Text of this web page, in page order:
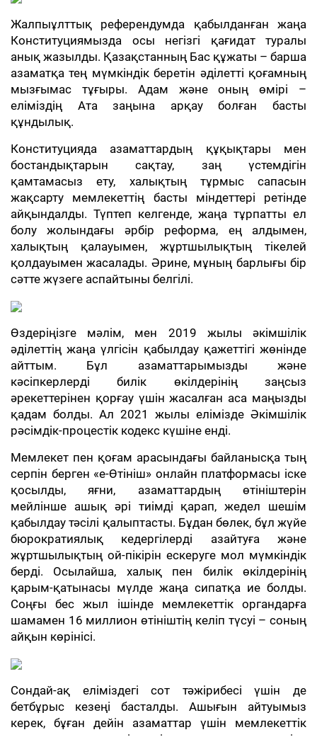
Жалпыұлттық референдумда қабылданған жаңа
Конституциямызда осы негізгі қағидат туралы
анық жазылды. Қазақстанның Бас құжаты – барша
азаматқа тең мүмкіндік беретін әділетті қоғамның
мызғымас тұғыры. Адам және оның өмірі –
еліміздің Ата заңына арқау болған басты
құндылық.
Конституцияда азаматтардың құқықтары мен
бостандықтарын сақтау, заң үстемдігін
қамтамасыз ету, халықтың тұрмыс сапасын
жақсарту мемлекеттің басты міндеттері ретінде
айқындалды. Түптеп келгенде, жаңа тұрпатты ел
болу жолындағы әрбір реформа, ең алдымен,
халықтың қалауымен, жұртшылықтың тікелей
қолдауымен жасалады. Әрине, мұның барлығы бір
сәтте жүзеге аспайтыны белгілі.
Өздеріңізге мәлім, мен 2019 жылы әкімшілік
әділеттің жаңа үлгісін қабылдау қажеттігі жөнінде
айттым. Бұл азаматтарымызды және
кәсіпкерлерді билік өкілдерінің заңсыз
әрекеттерінен қорғау үшін жасалған аса маңызды
қадам болды. Ал 2021 жылы елімізде Әкімшілік
рәсімдік-процестік кодекс күшіне енді.
Мемлекет пен қоғам арасындағы байланысқа тың
серпін берген «е-Өтініш» онлайн платформасы іске
қосылды, яғни, азаматтардың өтініштерін
мейлінше ашық әрі тиімді қарап, жедел шешім
қабылдау тәсілі қалыптасты. Бұдан бөлек, бұл жүйе
бюрократиялық кедергілерді азайтуға және
жұртшылықтың ой-пікірін ескеруге мол мүмкіндік
берді. Осылайша, халық пен билік өкілдерінің
қарым-қатынасы мүлде жаңа сипатқа ие болды.
Соңғы бес жыл ішінде мемлекеттік органдарға
шамамен 16 миллион өтініштің келіп түсуі – соның
айқын көрінісі.
Сондай-ақ еліміздегі сот тәжірибесі үшін де
бетбұрыс кезеңі басталды. Ашығын айтуымыз
керек, бұған дейін азаматтар үшін мемлекеттік